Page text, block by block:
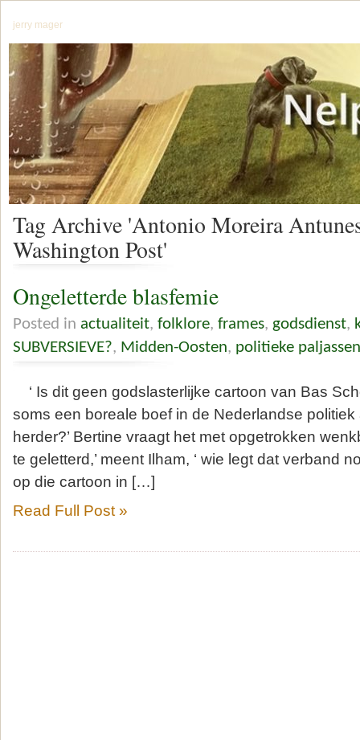
jerry mager
Tag Archive 'Antonio Moreira
Washington Post'
Ongeletterde blasfemie
Posted in actualiteit, folklore, frames, godsdienst,
SUBVERSIEVE?, Midden-Oosten, politieke paljassen
‘ Is dit geen godslasterlijke cartoon van Bas
soms een boreale boef in de Nederlandse
herder?’ Bertine vraagt het met opgetrokken
te geletterd,’ meent Ilham, ‘ wie legt dat verband
op die cartoon in […]
Read Full Post »